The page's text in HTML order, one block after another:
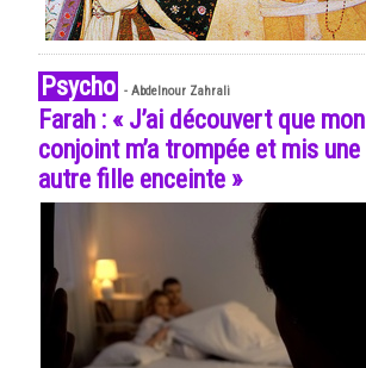
Psycho - Abdelnour Zahrali
Farah : « J’ai découvert que mon
conjoint m’a trompée et mis une
autre fille enceinte »